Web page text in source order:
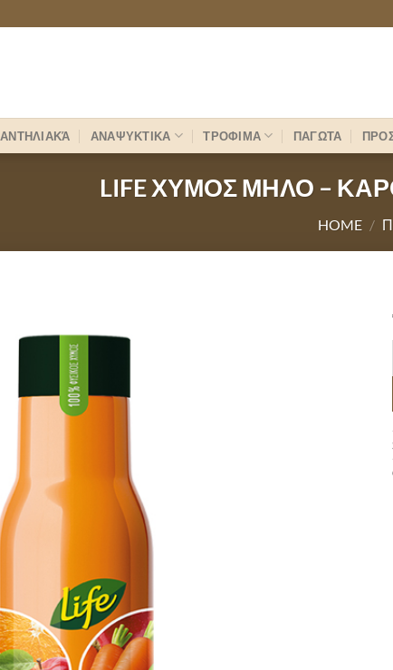
ΑΝΤΗΛΙΑΚΆ ΑΝΑΨΥΚΤΙΚΑ ΤΡΟΦΙΜΑ ΠΑΓΩΤΑ
LIFE ΧΥΜΟΣ ΜΗΛΟ –
HOME /